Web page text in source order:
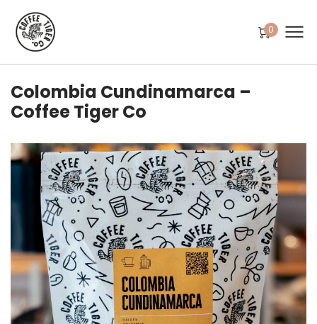
0
Colombia Cundinamarca –
Coffee Tiger Co